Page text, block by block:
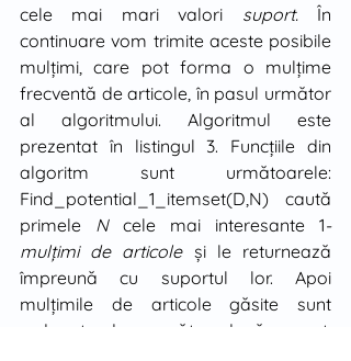
cele mai mari valori suport. În
continuare vom trimite aceste posibile
mulţimi, care pot forma o mulţime
frecventă de articole, în pasul următor
al algoritmului. Algoritmul este
prezentat în listingul 3. Funcţiile din
algoritm sunt următoarele:
Find_potential_1_itemset(D,N) caută
primele N cele mai interesante 1-
mulţimi de articole şi le returnează
împreună cu suportul lor. Apoi
mulţimile de articole găsite sunt
ordonate descrescător după suport.